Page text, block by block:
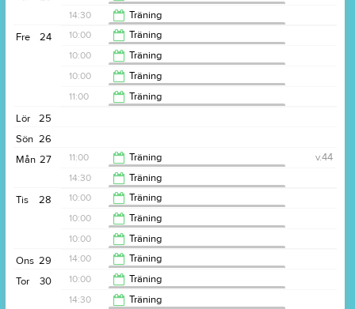
15:00
Idrottsföreningen Träningslust i Roslage
11:00
14:30
Träning
Idrottsföreningen Träningslust i Roslage
15:30
24
Fre 10:00
Träning
Idrottsföreningen Träningslust i Roslage
11:00
10:00
Träning
Idrottsföreningen Träningslust i Roslage
11:00
10:00
Träning
Idrottsföreningen Träningslust i Roslage
11:00
Träning
25
Lör
26
Sön
27
Mån v.44
11:00
Träning
Idrottsföreningen Träningslust i Roslage
12:00
14:30
Träning
Idrottsföreningen Träningslust i Roslage
15:30
28
Tis 10:00
Träning
Idrottsföreningen Träningslust i Roslage
11:00
10:00
Träning
Idrottsföreningen Träningslust i Roslage
11:00
10:00
Träning
Idrottsföreningen Träningslust i Roslage
11:00
29
Ons 14:00
Träning
Idrottsföreningen Träningslust i Roslage
15:00
30
Tor 10:00
Träning
Idrottsföreningen Träningslust i Roslage
14:30
Träning